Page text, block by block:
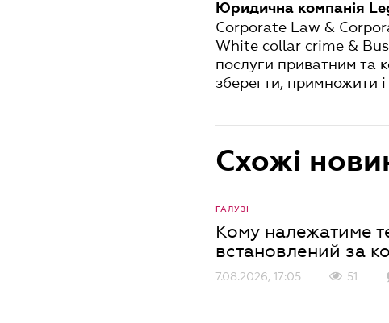
Юридична компанія
Corporate Law &
White collar crime &
послуги приватним та
зберегти, примножити і
Схожі
ГАЛУЗІ
Кому належатиме
встановлений за
7.08.2026, 17:05 51